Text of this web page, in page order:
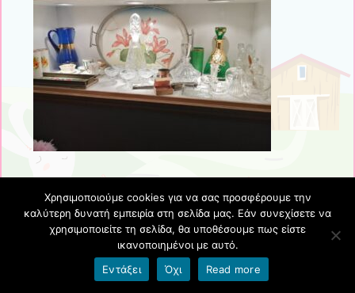
Χρησιμοποιούμε cookies για να σας προσφέρουμε την
καλύτερη δυνατή εμπειρία στη σελίδα μας. Εάν συνεχίσετε να
χρησιμοποιείτε τη σελίδα, θα υποθέσουμε πως είστε
ικανοποιημένοι με αυτό.
Εντάξει
Όχι Read more